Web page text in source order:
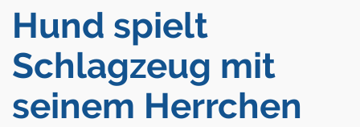
Hund spielt
Schlagzeug mit
seinem Herrchen